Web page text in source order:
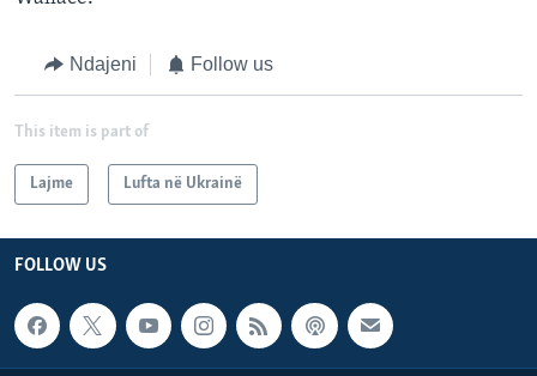
Ndajeni Follow us
This item is part of
Lajme Lufta në Ukrainë
FOLLOW US